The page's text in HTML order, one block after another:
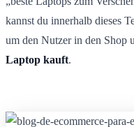
kannst du innerhalb dieses
um den Nutzer in den Shop
Laptop kauft.